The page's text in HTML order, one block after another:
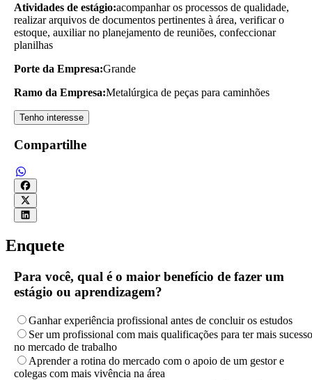
Atividades de estágio:acompanhar os processos de qualidade,
realizar arquivos de documentos pertinentes à área, verificar o
estoque, auxiliar no planejamento de reuniões, confeccionar
planilhas
Porte da Empresa:Grande
Ramo da Empresa:Metalúrgica de peças para caminhões
Tenho interesse
Compartilhe
Enquete
Para você, qual é o maior benefício de fazer um
estágio ou aprendizagem?
Ganhar experiência profissional antes de concluir os estudos
Ser um profissional com mais qualificações para ter mais sucesso
no mercado de trabalho
Aprender a rotina do mercado com o apoio de um gestor e
colegas com mais vivência na área